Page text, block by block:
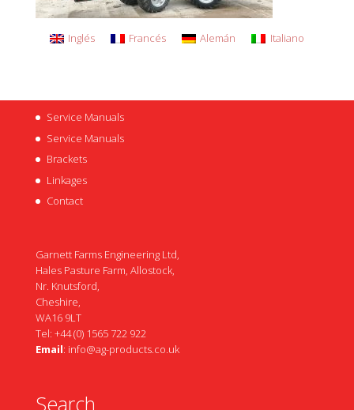
Inglés Francés Alemán Italiano
Service Manuals
Service Manuals
Brackets
Linkages
Contact
Garnett Farms Engineering Ltd,
Hales Pasture Farm, Allostock,
Nr. Knutsford,
Cheshire,
WA16 9LT
Tel: +44 (0) 1565 722 922
Email: info@ag-products.co.uk
Search